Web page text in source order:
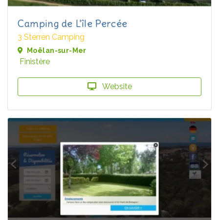
Camping de L'île Percée
3 Sterren Camping
Moëlan-sur-Mer
Finistère
Website